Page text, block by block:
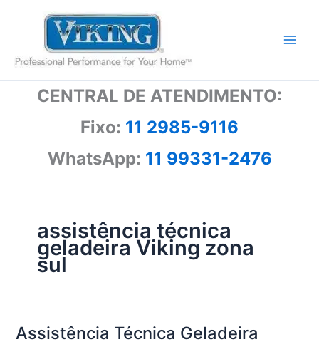
conteúdo
CENTRAL DE ATENDIMENTO:
Fixo: 11 2985-9116
WhatsApp: 11 99331-2476
assistência técnica
geladeira Viking zona
sul
Assistência Técnica Geladeira